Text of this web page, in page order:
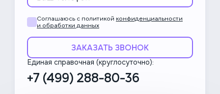
Соглашаюсь с политикой конфиденциальности
и обработки данных
ЗАКАЗАТЬ ЗВОНОК
Единая справочная (круглосуточно):
+7 (499) 288-80-36